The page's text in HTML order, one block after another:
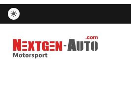
Nextgen-Auto.com